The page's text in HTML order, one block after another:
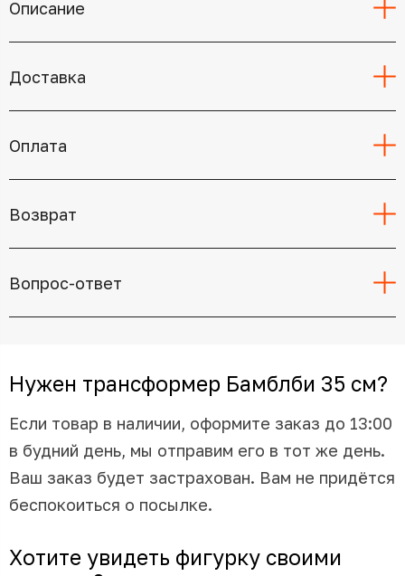
Описание
Доставка
Оплата
Возврат
Вопрос-ответ
Нужен трансформер Бамблби 35 см?
Если товар в наличии, оформите заказ до 13:00
в будний день, мы отправим его в тот же день.
Ваш заказ будет застрахован. Вам не придётся
беспокоиться о посылке.
Хотите увидеть фигурку своими